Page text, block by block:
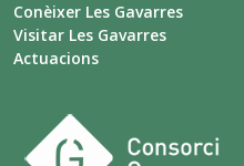
Conèixer Les Gavarres
Visitar Les Gavarres
Actuacions